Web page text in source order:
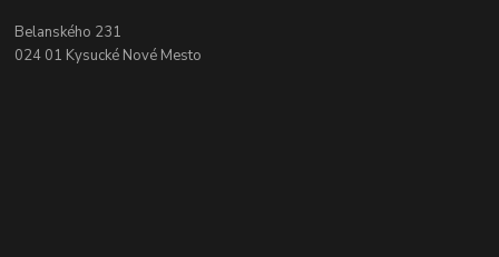
Belanského 231
024 01 Kysucké Nové Mesto